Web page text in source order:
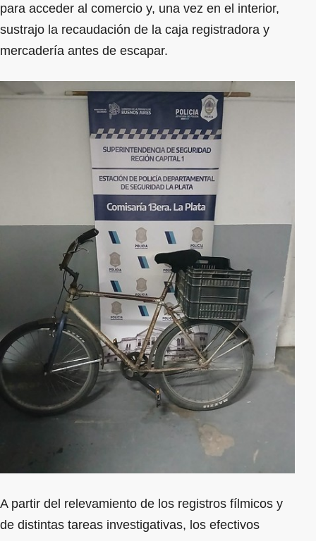
para acceder al comercio y, una vez en el interior,
sustrajo la recaudación de la caja registradora y
mercadería antes de escapar.
A partir del relevamiento de los registros fílmicos y
de distintas tareas investigativas, los efectivos